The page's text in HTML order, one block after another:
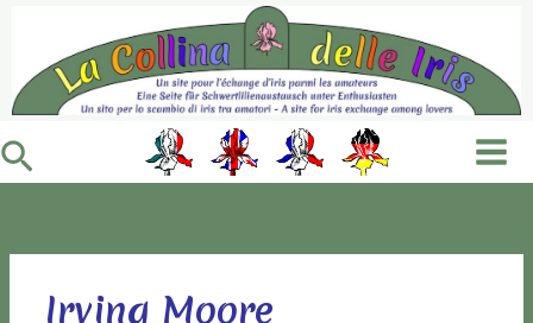
contenuto
Cerca
Irving Moore